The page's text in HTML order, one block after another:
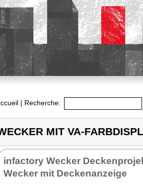
| Recherche:
MIT VA-
infactory Wecker
Wecker mit Deckenanzeige